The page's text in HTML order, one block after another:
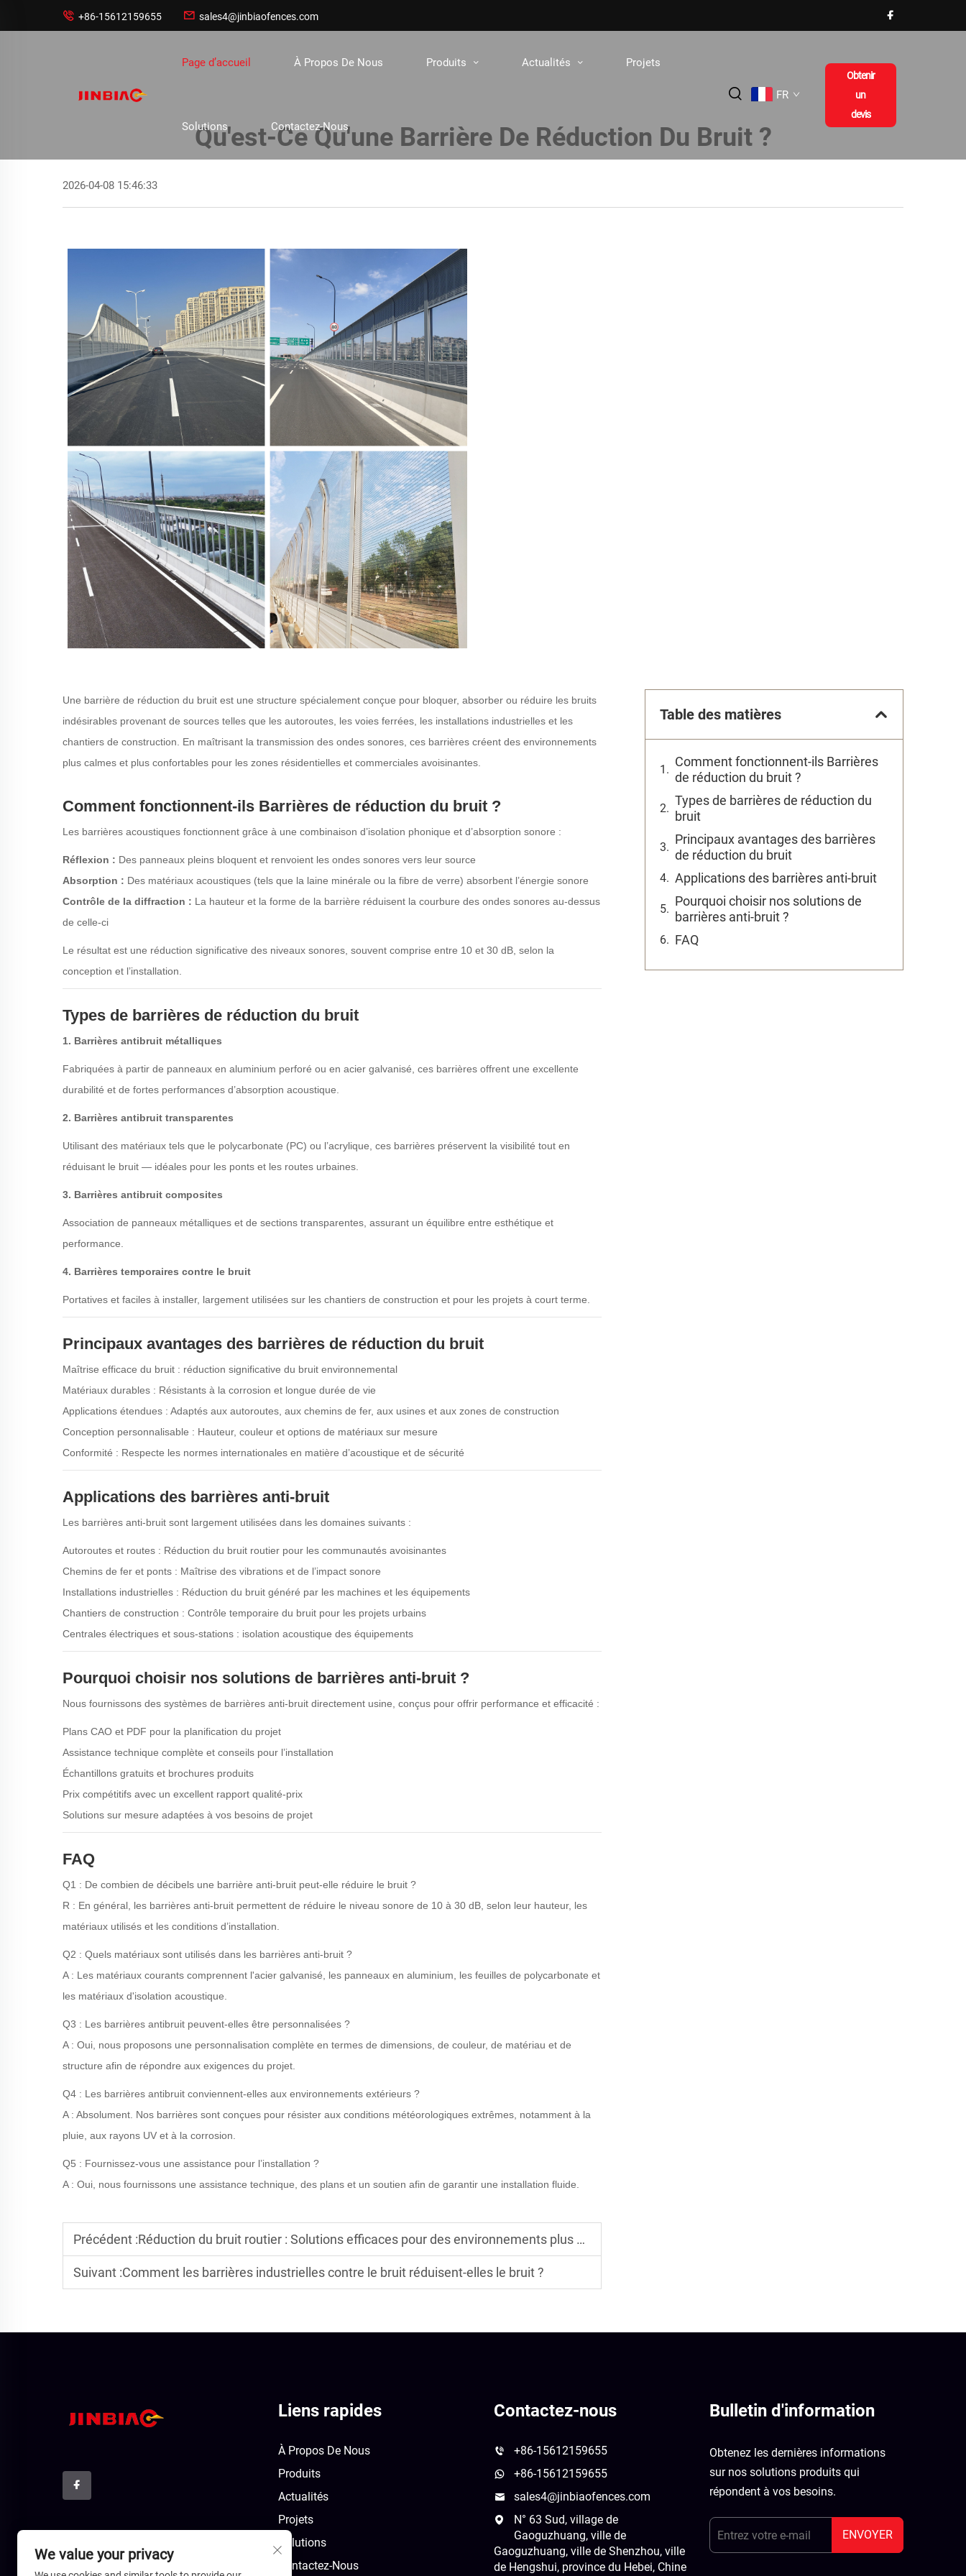
 +86-15612159655  sales4@jinbiaofences.com
Page d’accueil À Propos De Nous Produits Actualités Projets
Solutions Contactez-Nous
FR
Obtenir
un
devis
Qu'est-Ce Qu'une Barrière De Réduction Du Bruit ?
2026-04-08 15:46:33
Une barrière de réduction du bruit est une structure spécialement conçue pour bloquer, absorber ou réduire les bruits
indésirables provenant de sources telles que les autoroutes, les voies ferrées, les installations industrielles et les
chantiers de construction. En maîtrisant la transmission des ondes sonores, ces barrières créent des environnements
plus calmes et plus confortables pour les zones résidentielles et commerciales avoisinantes.
Comment fonctionnent-ils Barrières de réduction du bruit ?
Les barrières acoustiques fonctionnent grâce à une combinaison d’isolation phonique et d’absorption sonore :
Réflexion : Des panneaux pleins bloquent et renvoient les ondes sonores vers leur source
Absorption : Des matériaux acoustiques (tels que la laine minérale ou la fibre de verre) absorbent l’énergie sonore
Contrôle de la diffraction : La hauteur et la forme de la barrière réduisent la courbure des ondes sonores au-dessus
de celle-ci
Le résultat est une réduction significative des niveaux sonores, souvent comprise entre 10 et 30 dB, selon la
conception et l’installation.
Types de barrières de réduction du bruit
1. Barrières antibruit métalliques
Fabriquées à partir de panneaux en aluminium perforé ou en acier galvanisé, ces barrières offrent une excellente
durabilité et de fortes performances d’absorption acoustique.
2. Barrières antibruit transparentes
Utilisant des matériaux tels que le polycarbonate (PC) ou l’acrylique, ces barrières préservent la visibilité tout en
réduisant le bruit — idéales pour les ponts et les routes urbaines.
3. Barrières antibruit composites
Association de panneaux métalliques et de sections transparentes, assurant un équilibre entre esthétique et
performance.
4. Barrières temporaires contre le bruit
Portatives et faciles à installer, largement utilisées sur les chantiers de construction et pour les projets à court terme.
Principaux avantages des barrières de réduction du bruit
Maîtrise efficace du bruit : réduction significative du bruit environnemental
Matériaux durables : Résistants à la corrosion et longue durée de vie
Applications étendues : Adaptés aux autoroutes, aux chemins de fer, aux usines et aux zones de construction
Conception personnalisable : Hauteur, couleur et options de matériaux sur mesure
Conformité : Respecte les normes internationales en matière d’acoustique et de sécurité
Applications des barrières anti-bruit
Les barrières anti-bruit sont largement utilisées dans les domaines suivants :
Autoroutes et routes : Réduction du bruit routier pour les communautés avoisinantes
Chemins de fer et ponts : Maîtrise des vibrations et de l’impact sonore
Installations industrielles : Réduction du bruit généré par les machines et les équipements
Chantiers de construction : Contrôle temporaire du bruit pour les projets urbains
Centrales électriques et sous-stations : isolation acoustique des équipements
Pourquoi choisir nos solutions de barrières anti-bruit ?
Nous fournissons des systèmes de barrières anti-bruit directement usine, conçus pour offrir performance et efficacité :
Plans CAO et PDF pour la planification du projet
Assistance technique complète et conseils pour l’installation
Échantillons gratuits et brochures produits
Prix compétitifs avec un excellent rapport qualité-prix
Solutions sur mesure adaptées à vos besoins de projet
FAQ
Q1 : De combien de décibels une barrière anti-bruit peut-elle réduire le bruit ?
R : En général, les barrières anti-bruit permettent de réduire le niveau sonore de 10 à 30 dB, selon leur hauteur, les
matériaux utilisés et les conditions d’installation.
Q2 : Quels matériaux sont utilisés dans les barrières anti-bruit ?
A : Les matériaux courants comprennent l'acier galvanisé, les panneaux en aluminium, les feuilles de polycarbonate et
les matériaux d'isolation acoustique.
Q3 : Les barrières antibruit peuvent-elles être personnalisées ?
A : Oui, nous proposons une personnalisation complète en termes de dimensions, de couleur, de matériau et de
structure afin de répondre aux exigences du projet.
Q4 : Les barrières antibruit conviennent-elles aux environnements extérieurs ?
A : Absolument. Nos barrières sont conçues pour résister aux conditions météorologiques extrêmes, notamment à la
pluie, aux rayons UV et à la corrosion.
Q5 : Fournissez-vous une assistance pour l’installation ?
A : Oui, nous fournissons une assistance technique, des plans et un soutien afin de garantir une installation fluide.
Précédent :Réduction du bruit routier : Solutions efficaces pour des environnements plus silencieux et plus sûrs
Suivant :Comment les barrières industrielles contre le bruit réduisent-elles le bruit ?
Table des matières
Comment fonctionnent-ils Barrières
de réduction du bruit ?
Types de barrières de réduction du
bruit
Principaux avantages des barrières
de réduction du bruit
Applications des barrières anti-bruit
Pourquoi choisir nos solutions de
barrières anti-bruit ?
FAQ
Liens rapides
À Propos De Nous
Produits
Actualités
Projets
Solutions
Contactez-Nous
Contactez-nous
+86-15612159655
+86-15612159655
sales4@jinbiaofences.com
N° 63 Sud, village de
Gaoguzhuang, ville de
Gaoguzhuang, ville de Shenzhou, ville
de Hengshui, province du Hebei, Chine
Bulletin d'information
Obtenez les dernières informations
sur nos solutions produits qui
répondent à vos besoins.
ENVOYER
We value your privacy